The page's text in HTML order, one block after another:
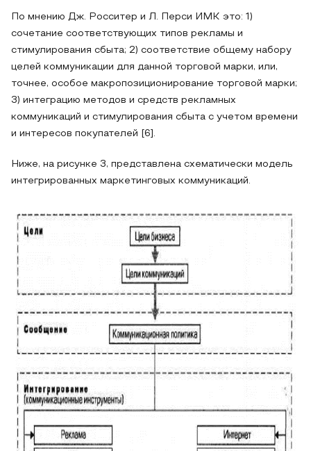
По мнению Дж. Росситер и Л. Перси ИМК это: 1)
сочетание соответствующих типов рекламы и
стимулирования сбыта; 2) соответствие общему набору
целей коммуникации для данной торговой марки, или,
точнее, особое макропозиционирование торговой марки;
3) интеграцию методов и средств рекламных
коммуникаций и стимулирования сбыта с учетом времени
и интересов покупателей [6].
Ниже, на рисунке 3, представлена схематически модель
интегрированных маркетинговых коммуникаций.